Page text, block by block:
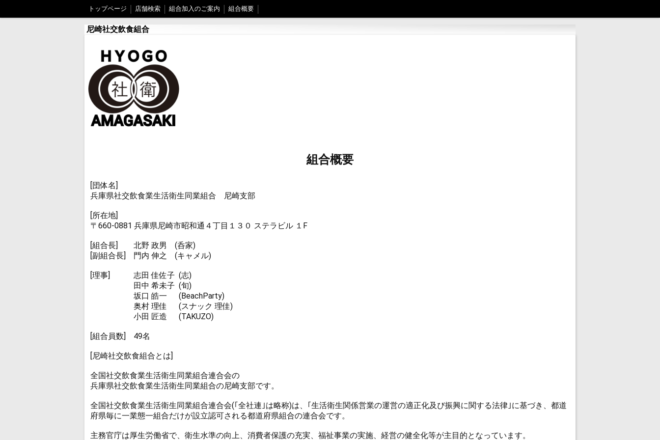
トップページ 店舗検索 組合加入のご案内 組合概要
尼崎社交飲食組合
組合概要
[団体名]
兵庫県社交飲食業生活衛生同業組合 尼崎支部
[所在地]
〒660-0881 兵庫県尼崎市昭和通４丁目１３０ ステラビル １F
[組合長] 北野 政男 (呑家)
[副組合長] 門内 伸之 (キャメル)
[理事] 志田 佳佐子 (志)
田中 希未子 (旬)
坂口 皓一 (BeachParty)
奥村 理佳 (スナック 理佳)
小田 匠造 (TAKUZO)
[組合員数] 49名
[尼崎社交飲食組合とは]
全国社交飲食業生活衛生同業組合連合会の
兵庫県社交飲食業生活衛生同業組合の尼崎支部です。
全国社交飲食業生活衛生同業組合連合会(｢全社連｣は略称)は、｢生活衛生関係営業の運営の適正化及び振興に関する法律｣に基づき、都道
府県毎に一業態一組合だけが設立認可される都道府県組合の連合会です。
主務官庁は厚生労働省で、衛生水準の向上、消費者保護の充実、福祉事業の実施、経営の健全化等が主目的となっています。